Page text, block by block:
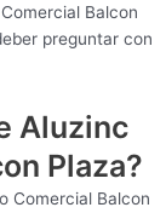
Balcon
preguntar con
Aluzinc
Plaza?
Comercial Balcon